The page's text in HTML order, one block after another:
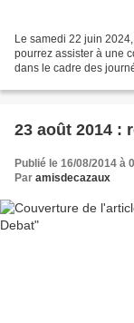
Le samedi 22 juin
pourrez assister à une
dans le cadre des
23 août 2014 :
Publié le 16/08/2014 à
Par amisdecazaux